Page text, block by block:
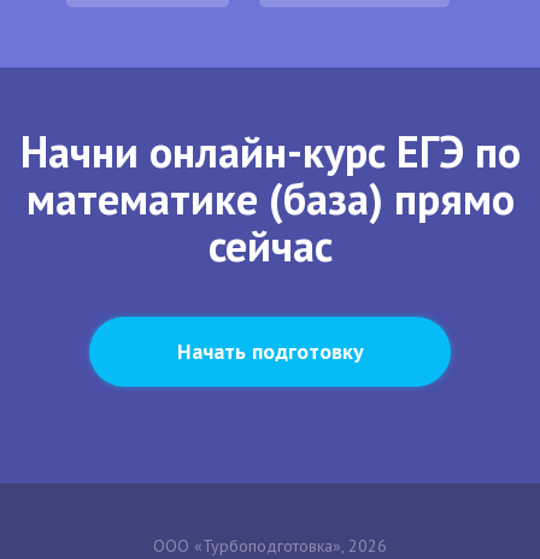
Начни онлайн-курс ЕГЭ по
математике (база) прямо
сейчас
Начать подготовку
ООО «Турбоподготовка», 2026